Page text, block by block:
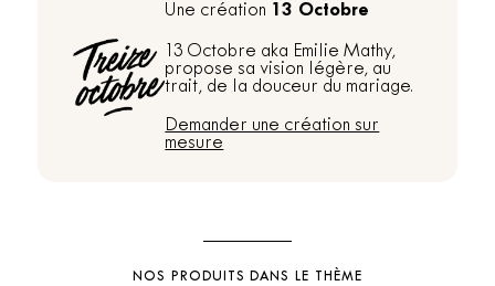
Une création 13 Octobre
13 Octobre aka Emilie Mathy,
propose sa vision légère, au
trait, de la douceur du mariage.
Demander une création sur
mesure
NOS PRODUITS DANS LE THÈME